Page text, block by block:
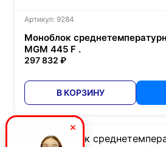
Артикул: 9284
Моноблок
MGM 445 F .
297 832 ₽
В КОРЗИНУ